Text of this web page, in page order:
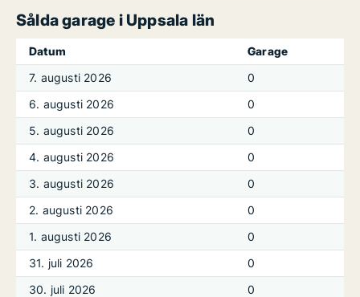
Sålda garage i Uppsala län
Datum
Garage
7. augusti 2026
0
6. augusti 2026
0
5. augusti 2026
0
4. augusti 2026
0
3. augusti 2026
0
2. augusti 2026
0
1. augusti 2026
0
31. juli 2026
0
30. juli 2026
0